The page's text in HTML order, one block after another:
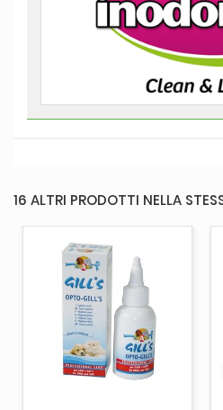
16 ALTRI PRODOTTI NELLA